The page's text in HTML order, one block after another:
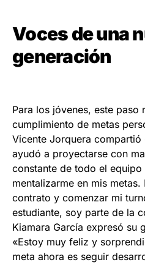
Voces de una
generación
Para los jóvenes, este paso
cumplimiento de metas
Vicente Jorquera
ayudó a proyectarse con
constante de todo el
mentalizarme en mis
contrato y comenzar mi
estudiante, soy parte de la
Kiamara García expresó su
«Estoy muy feliz y
meta ahora es seguir